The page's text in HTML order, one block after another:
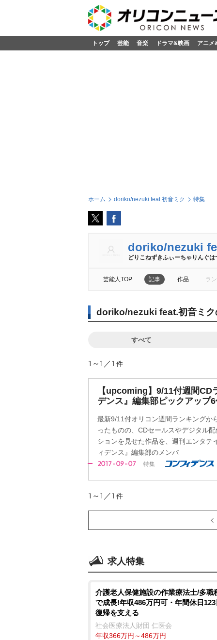
トップ 芸能 音楽 ドラマ&映画 アニメ
ホーム doriko/nezuki feat.初音ミク 特集
doriko/nezuki
どりこねずきふぃーちゃりんぐは
芸能人TOP 記事 作品 ラ
doriko/nezuki feat.初音ミク
すべて
1～1／1 件
【upcoming】9/11付週間CD
デンス』編集部ピックアップ
最新9/11付オリコン週間ランキングか
ったものの、CDセールスやデジタル
ションを見せた作品を、週刊エンタテ
ィデンス』編集部のメンバ
2017-09-07 特集
1～1／1 件
求人特集
介護老人保健施設の作業療法士/多職
で成長!年収486万円可・年間休日
復帰を支える
社会医療法人財団 仁医会
年収366万円～486万円